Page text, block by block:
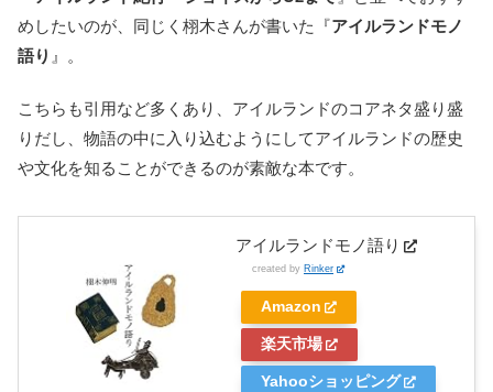
めしたいのが、同じく 栩木さんが書いた『アイルランドモノ
語り 』。
こちらも引用など多くあり、アイルランドのコアネタ盛り盛
りだし、物語の中に入り込むようにしてアイルランドの歴史
や文化を知ることができるのが素敵な本です。
アイルランドモノ語り
created by Rinker
Amazon
楽天市場
Yahooショッピング